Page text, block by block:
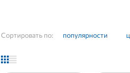
Сортировать по: популярности